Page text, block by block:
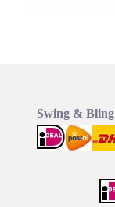
Swing & Bling